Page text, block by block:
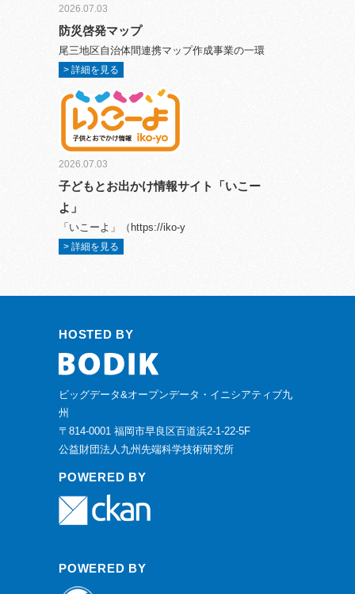
2026.07.03
防災啓発マップ
尾三地区自治体間連携マップ作成事業の一環
> 詳細を見る
2026.07.03
子どもとお出かけ情報サイト「いこー
よ」
「いこーよ」（https://iko-y
> 詳細を見る
HOSTED BY
ビッグデータ&オープンデータ・イニシアティブ九
州
〒814-0001 福岡市早良区百道浜2-1-22-5F
公益財団法人九州先端科学技術研究所
POWERED BY
POWERED BY